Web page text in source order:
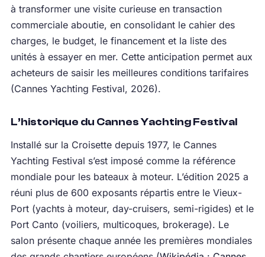
à transformer une visite curieuse en transaction
commerciale aboutie, en consolidant le cahier des
charges, le budget, le financement et la liste des
unités à essayer en mer. Cette anticipation permet aux
acheteurs de saisir les meilleures conditions tarifaires
(Cannes Yachting Festival, 2026).
L’historique du Cannes Yachting Festival
Installé sur la Croisette depuis 1977, le Cannes
Yachting Festival s’est imposé comme la référence
mondiale pour les bateaux à moteur. L’édition 2025 a
réuni plus de 600 exposants répartis entre le Vieux-
Port (yachts à moteur, day-cruisers, semi-rigides) et le
Port Canto (voiliers, multicoques, brokerage). Le
salon présente chaque année les premières mondiales